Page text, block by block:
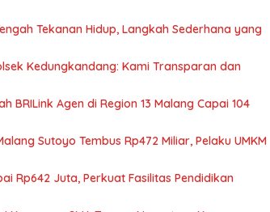
Tekanan Hidup, Langkah Sederhana yang
Kedungkandang: Kami Transparan dan
BRILink Agen di Region 13 Malang Capai 104
Sutoyo Tembus Rp472 Miliar, Pelaku UMKM
Rp642 Juta, Perkuat Fasilitas Pendidikan